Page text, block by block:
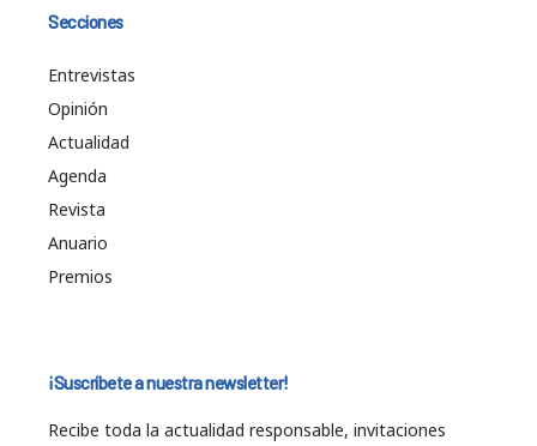
Secciones
Entrevistas
Opinión
Actualidad
Agenda
Revista
Anuario
Premios
¡Suscríbete a nuestra newsletter!
Recibe toda la actualidad responsable, invitaciones